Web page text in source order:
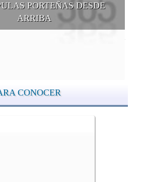
PORTEÑAS DESDE
ARRIBA
CONOCER